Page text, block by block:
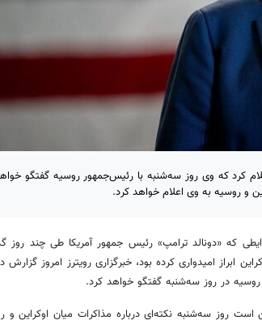
کرد که وی روز سه‌شنبه با رئیس‌جمهور روسیه گفتگو
و روسیه به وی اعلام خواهد کرد.
که «دونالد ترامپ» رئیس جمهور آمریکا طی چند روز
ابراز امیدواری کرده بود، خبرگزاری رویترز امروز گزارش
در روز سه‌شنبه گفتگو خواهد کرد.
روز سه‌شنبه نکته‌ای درباره مذاکرات میان اوکراین و